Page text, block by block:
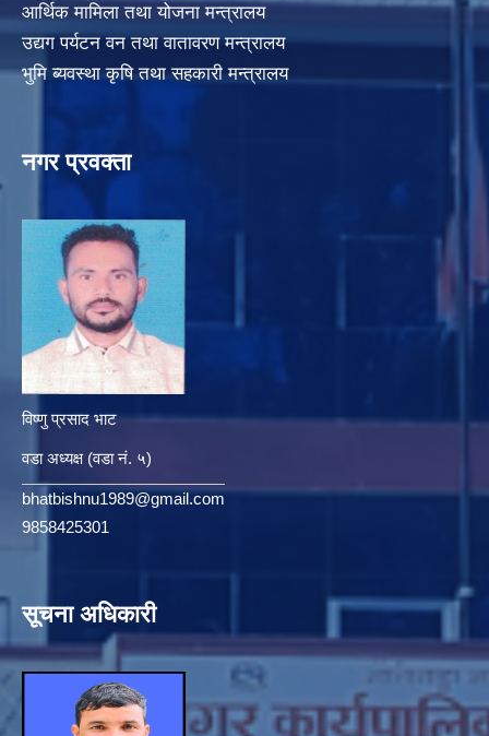
आर्थिक मामिला तथा योजना मन्त्रालय
उद्यग पर्यटन वन तथा वातावरण मन्त्रालय
भुमि ब्यवस्था कृषि तथा सहकारी मन्त्रालय
नगर प्रवक्ता
विष्णु प्रसाद भाट
वडा अध्यक्ष (वडा नं. ५)
bhatbishnu1989@gmail.com
9858425301
सूचना अधिकारी